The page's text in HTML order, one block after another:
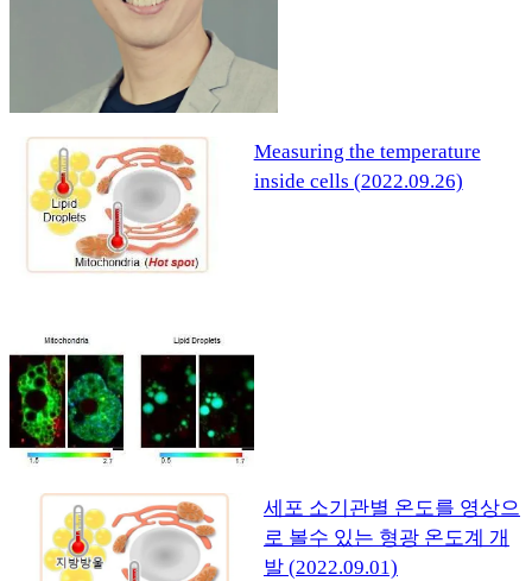
Measuring the temperature
inside cells (2022.09.26)
세포 소기관별 온도를 영상으
로 볼수 있는 형광 온도계 개
발 (2022.09.01)